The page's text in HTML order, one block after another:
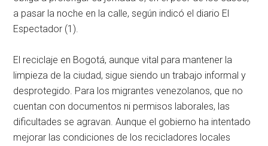
a pasar la noche en la calle, según indicó el diario El
Espectador (1).
El reciclaje en Bogotá, aunque vital para mantener la
limpieza de la ciudad, sigue siendo un trabajo informal y
desprotegido. Para los migrantes venezolanos, que no
cuentan con documentos ni permisos laborales, las
dificultades se agravan. Aunque el gobierno ha intentado
mejorar las condiciones de los recicladores locales